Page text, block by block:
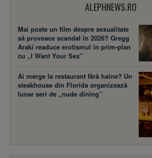
ALEPHNEWS.RO
Mai poate un film despre sexualitate
să provoace scandal în 2026? Gregg
Araki readuce erotismul în prim-plan
cu „I Want Your Sex”
Ai merge la restaurant fără haine? Un
steakhouse din Florida organizează
lunar seri de „nude dining”